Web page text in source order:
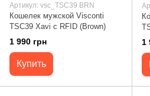
Артикул: vsc_TSC39 BRN
Кошелек мужской Visconti
TSC39 Xavi c RFID (Brown)
1 990 грн
Купить
1